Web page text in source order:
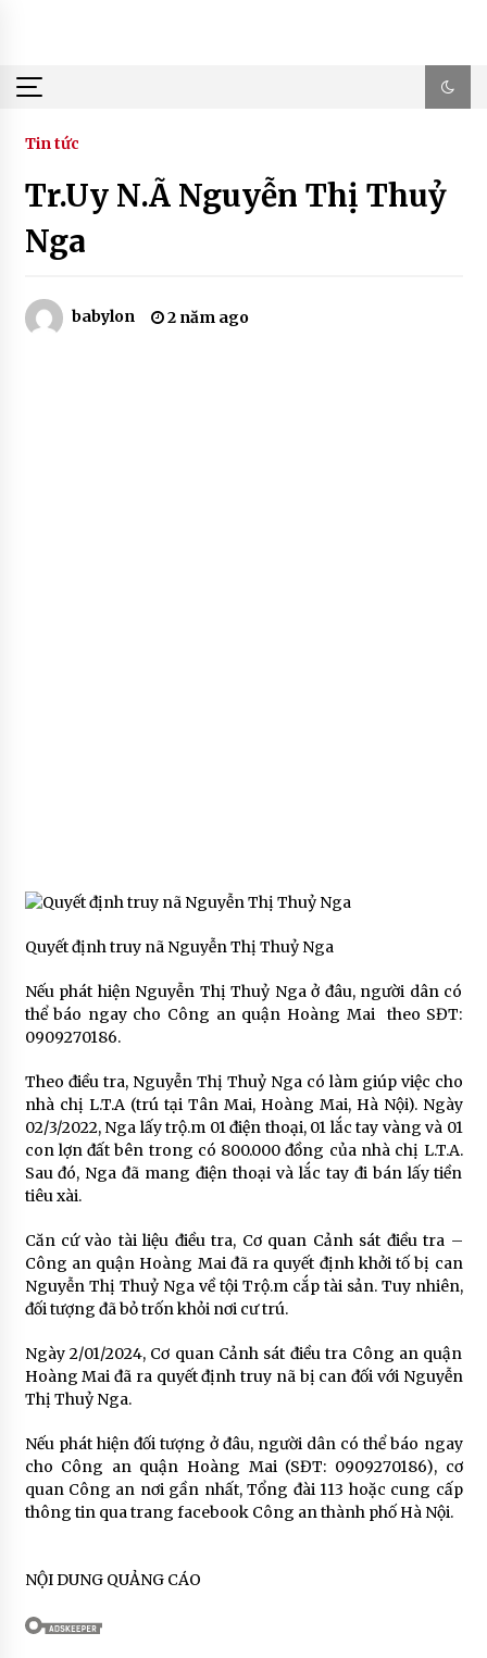
Tin tức
Tr.Uy N.Ã Nguyễn Thị Thuỷ
Nga
babylon 2 năm ago
Quyết định truy nã Nguyễn Thị Thuỷ Nga
Nếu phát hiện Nguyễn Thị Thuỷ Nga ở đâu, người dân có
thể báo ngay cho Công an quận Hoàng Mai theo SĐT:
0909270186.
Theo điều tra, Nguyễn Thị Thuỷ Nga có làm giúp việc cho
nhà chị L.T.A (trú tại Tân Mai, Hoàng Mai, Hà Nội). Ngày
02/3/2022, Nga lấy trộ.m 01 điện thoại, 01 lắc tay vàng và 01
con lợn đất bên trong có 800.000 đồng của nhà chị L.T.A.
Sau đó, Nga đã mang điện thoại và lắc tay đi bán lấy tiền
tiêu xài.
Căn cứ vào tài liệu điều tra, Cơ quan Cảnh sát điều tra –
Công an quận Hoàng Mai đã ra quyết định khởi tố bị can
Nguyễn Thị Thuỷ Nga về tội Trộ.m cắp tài sản. Tuy nhiên,
đối tượng đã bỏ trốn khỏi nơi cư trú.
Ngày 2/01/2024, Cơ quan Cảnh sát điều tra Công an quận
Hoàng Mai đã ra quyết định truy nã bị can đối với Nguyễn
Thị Thuỷ Nga.
Nếu phát hiện đối tượng ở đâu, người dân có thể báo ngay
cho Công an quận Hoàng Mai (SĐT: 0909270186), cơ
quan Công an nơi gần nhất, Tổng đài 113 hoặc cung cấp
thông tin qua trang facebook Công an thành phố Hà Nội.
NỘI DUNG QUẢNG CÁO